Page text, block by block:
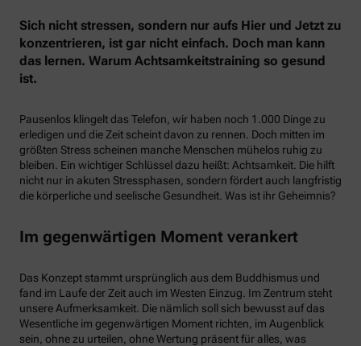
Sich nicht stressen, sondern nur aufs Hier und Jetzt zu
konzentrieren, ist gar nicht einfach. Doch man kann
das lernen. Warum Achtsamkeitstraining so gesund
ist.
Pausenlos klingelt das Telefon, wir haben noch 1.000 Dinge zu
erledigen und die Zeit scheint davon zu rennen. Doch mitten im
größten Stress scheinen manche Menschen mühelos ruhig zu
bleiben. Ein wichtiger Schlüssel dazu heißt: Achtsamkeit. Die hilft
nicht nur in akuten Stressphasen, sondern fördert auch langfristig
die körperliche und seelische Gesundheit. Was ist ihr Geheimnis?
Im gegenwärtigen Moment verankert
Das Konzept stammt ursprünglich aus dem Buddhismus und
fand im Laufe der Zeit auch im Westen Einzug. Im Zentrum steht
unsere Aufmerksamkeit. Die nämlich soll sich bewusst auf das
Wesentliche im gegenwärtigen Moment richten, im Augenblick
sein, ohne zu urteilen, ohne Wertung präsent für alles, was